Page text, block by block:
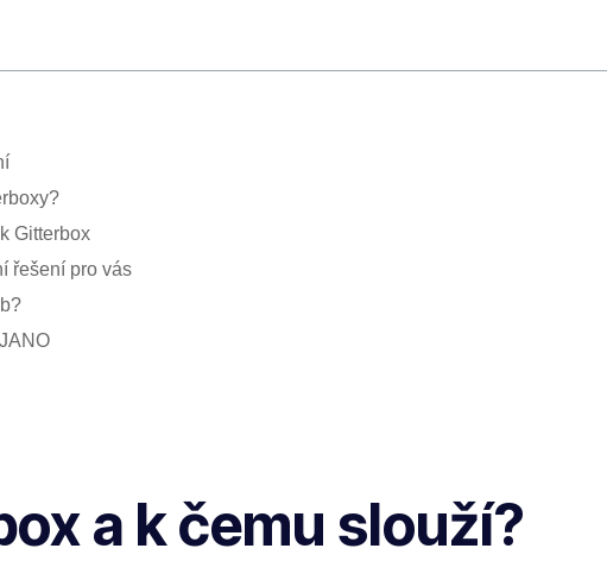
Gitterbox
řešení pro vás
a k čemu slouží?